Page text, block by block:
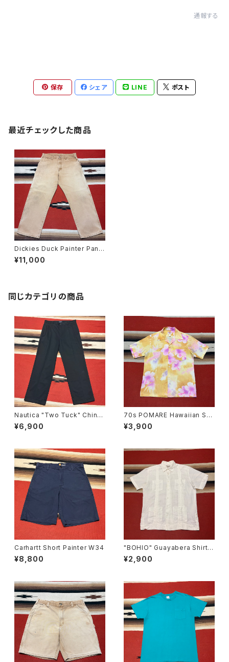
通報する
保存 シェア LINE ポスト
最近チェックした商品
Dickies Duck Painter Pants
W38
¥11,000
同じカテゴリの商品
Nautica "Two Tuck" Chino
Trousers W34
¥6,900
70s POMARE Hawaiian Shi
rt
¥3,900
Carhartt Short Painter W34
¥8,800
"BOHIO" Guayabera Shirt s
ize L
¥2,900